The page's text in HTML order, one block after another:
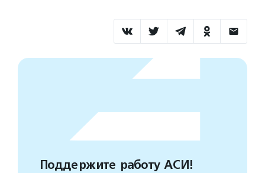
Поддержите работу АСИ!